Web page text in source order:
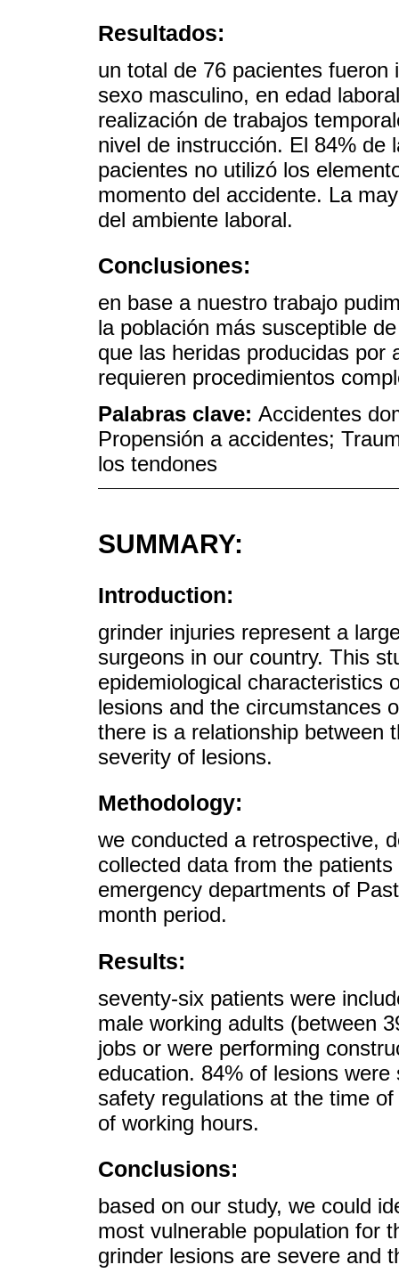
Resultados:
un total de 76 pacientes
sexo masculino, en edad
realización de trabajos
nivel de instrucción. El 84% de
pacientes no utilizó los
momento del accidente. La
del ambiente laboral.
Conclusiones:
en base a nuestro trabajo
la población más susceptible
que las heridas producidas
requieren procedimientos
Palabras clave: Accidentes
Propensión a accidentes;
los tendones
SUMMARY:
Introduction:
grinder injuries represent a
surgeons in our country. This
epidemiological characteristics
lesions and the circumstances
there is a relationship between
severity of lesions.
Methodology:
we conducted a retrospective,
collected data from the
emergency departments of
month period.
Results:
seventy-six patients were
male working adults (between
jobs or were performing
education. 84% of lesions
safety regulations at the time
of working hours.
Conclusions:
based on our study, we could
most vulnerable population for
grinder lesions are severe and